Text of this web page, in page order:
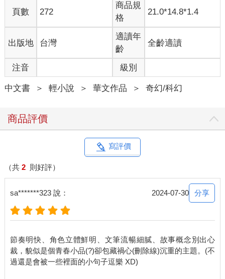
別人說他冷血無情，延江宇承認。惡名在外，他也不曾反駁。
「江宇，你是在交友軟體認識你前女友的嗎？我最近從別人那聽
來一款新的APP，說是介面很好用。」
一圈閒聊過去，又有人聊回交友一事，「我用了幾天，上面女生
還不錯！回覆率意外的高，也都算好聊，你要不要載來用看
看？」
延江宇緩緩抬起眼皮，嘴角抿起好看的弧度，笑意掛在臉上。
不過只是幾個文字訊息，要怎麼判斷對方好或不好？但他沒把內
「你怎麼只推給他，我也需要吧？是什麼APP？」巫有津倒是很
有興趣。
些難以啟齒，支支吾吾了半天，決定直接拿給他們看。
巫有津湊過頭，不看還好，一看，再次笑出那辨識度極佳的鵝
叫。延江宇聽見，「這麼好笑？」
「這年頭居然還有人這樣取名？」巫有津笑到肚子痛，扶著腰遞
過手機，「看起來跟詐騙一樣。小Ａ，你確定這東西沒毒？」
這樣一鬧，延江宇原本興致缺缺，現在也被勾起好奇心。
他瞄了一眼，視線停留在手機螢幕上：心★跳☆APP
華麗星形不斷閃爍，產品名稱如此藝術，確定介面設計不會讓用
意。」
「還以為會被你噴爛？」
「怎麼會，我不批評人的。」
頁數 272
商品規
格
21.0*14.8*1.4
出版地 台灣
適讀年
齡
全齡適讀
注音 級別
中文書 ＞ 輕小說 ＞ 華文作品 ＞ 奇幻/科幻
商品評價
寫評價
（共 2 則好評）
sa*******323 說： 2024-07-30 分享
節奏明快、角色立體鮮明、文筆流暢細膩、故事概念別出心
裁，貌似是個青春小品(?)卻包藏禍心(刪除線)沉重的主題。(不
過還是會被一些裡面的小句子逗樂 XD)